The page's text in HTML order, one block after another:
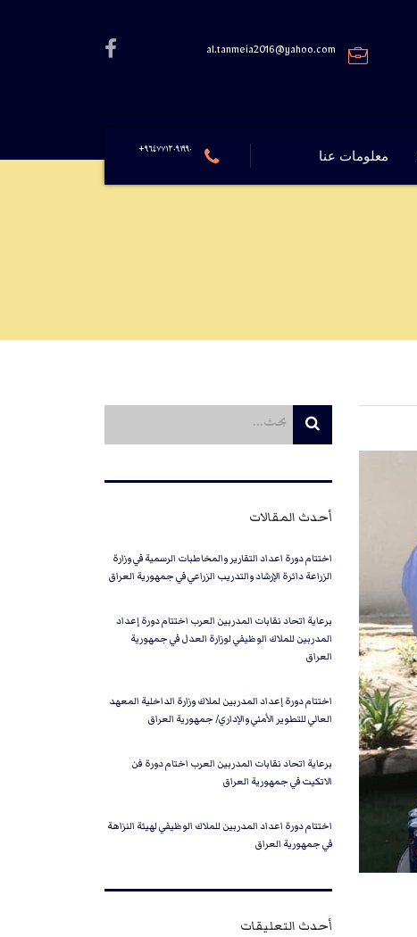
al.tanmeia2016@yahoo.com
معلومات عنا ٩٦٤٧٧١٢٠٩١٩٩٠+
أحدث المقالات
اختتام دورة اعداد التقارير والمخاطبات الرسمية في وزارة
الزراعة دائرة الإرشاد والتدريب الزراعي في جمهورية العراق
برعاية اتحاد نقابات المدربين العرب اختتام دورة إعداد
المدربين للملاك الوظيفي لوزارة العدل في جمهورية
العراق
اختتام دورة إعداد المدربين لملاك وزارة الداخلية المعهد
العالي للتطوير الأمني والإداري/ جمهورية العراق
برعاية اتحاد نقابات المدربين العرب اختام دورة فن
الاتكيت في جمهورية العراق
اختتام دورة اعداد المدربين للملاك الوظيفي لهيئة النزاهة
في جمهورية العراق
أحدث التعليقات